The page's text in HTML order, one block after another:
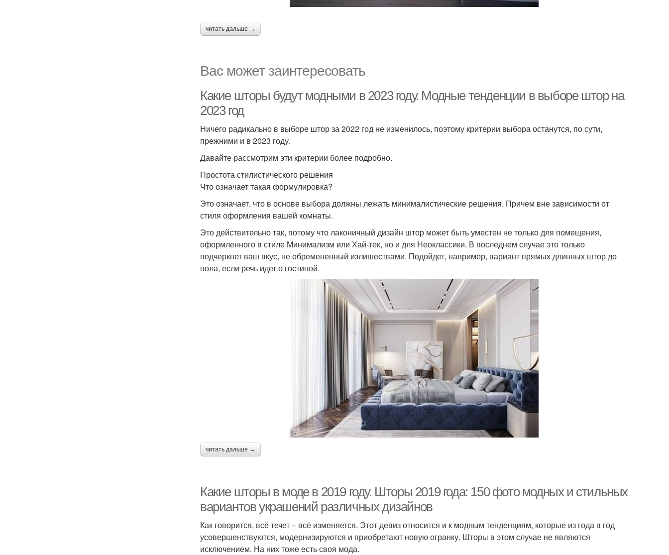
читать дальше →
Вас может заинтересовать
Какие шторы будут модными в 2023 году. Модные тенденции в выборе штор на
2023 год
Ничего радикально в выборе штор за 2022 год не изменилось, поэтому критерии выбора останутся, по сути,
прежними и в 2023 году.
Давайте рассмотрим эти критерии более подробно.
Простота стилистического решения
Что означает такая формулировка?
Это означает, что в основе выбора должны лежать минималистические решения. Причем вне зависимости от
стиля оформления вашей комнаты.
Это действительно так, потому что лаконичный дизайн штор может быть уместен не только для помещения,
оформленного в стиле Минимализм или Хай-тек, но и для Неоклассики. В последнем случае это только
подчеркнет ваш вкус, не обремененный излишествами. Подойдет, например, вариант прямых длинных штор до
пола, если речь идет о гостиной.
читать дальше →
Какие шторы в моде в 2019 году. Шторы 2019 года: 150 фото модных и стильных
вариантов украшений различных дизайнов
Как говорится, всё течет – всё изменяется. Этот девиз относится и к модным тенденциям, которые из года в год
усовершенствуются, модернизируются и приобретают новую огранку. Шторы в этом случае не являются
исключением. На них тоже есть своя мода.